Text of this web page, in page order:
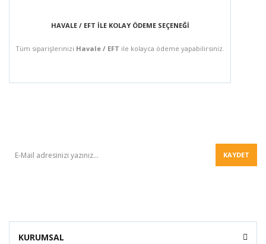
HAVALE / EFT İLE KOLAY ÖDEME SEÇENEĞİ
Tüm siparişlerinizi Havale / EFT ile kolayca ödeme yapabilirsiniz.
KAYDET
KURUMSAL